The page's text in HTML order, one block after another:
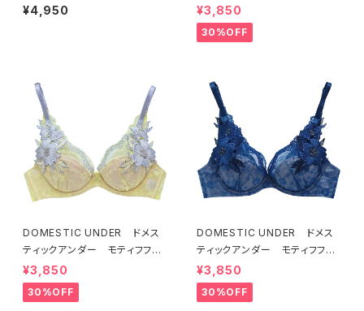
（ライラック）BRA LILAC 2249
¥4,950
ール ブラジャー（オフホワイ
ト）D2255
¥3,850
30%OFF
DOMESTIC UNDER ドメス
ティックアンダー モティフフル
ール ブラジャー（レモネード）
D2255 送料無料
¥3,850
30%OFF
DOMESTIC UNDER ドメス
ティックアンダー モティフフル
ール ブラジャー（ブルー）D22
55
¥3,850
30%OFF